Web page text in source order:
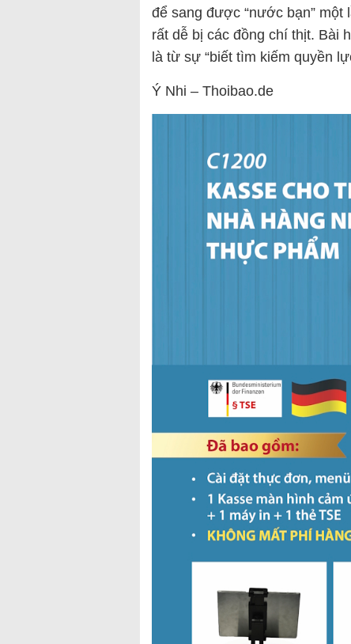
để sang được “nước bạn”
rất dễ bị các đồng chí thịt. Bài
là từ sự “biết tìm kiếm quyền
Ý Nhi – Thoibao.de